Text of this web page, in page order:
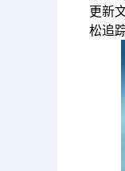
更新
松追